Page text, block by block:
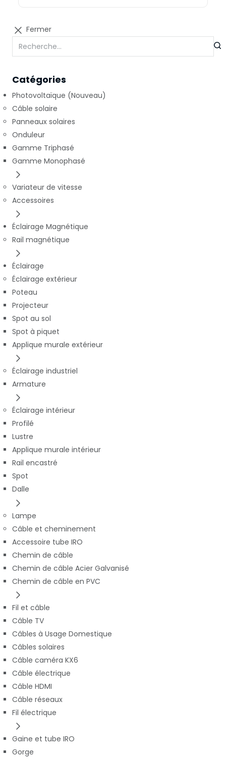
Fermer
Catégories
Photovoltaïque (Nouveau)
Câble solaire
Panneaux solaires
Onduleur
Gamme Triphasé
Gamme Monophasé
Variateur de vitesse
Accessoires
Éclairage Magnétique
Rail magnétique
Éclairage
Éclairage extérieur
Poteau
Projecteur
Spot au sol
Spot à piquet
Applique murale extérieur
Éclairage industriel
Armature
Éclairage intérieur
Profilé
Lustre
Applique murale intérieur
Rail encastré
Spot
Dalle
Lampe
Câble et cheminement
Accessoire tube IRO
Chemin de câble
Chemin de câble Acier Galvanisé
Chemin de câble en PVC
Fil et câble
Câble TV
Câbles à Usage Domestique
Câbles solaires
Câble caméra KX6
Câble électrique
Câble HDMI
Câble réseaux
Fil électrique
Gaine et tube IRO
Gorge